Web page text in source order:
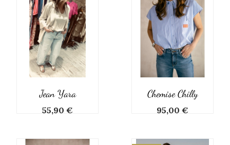
Jean Yara
Prix
55,90 €
Chemise Chilly
Prix
95,00 €